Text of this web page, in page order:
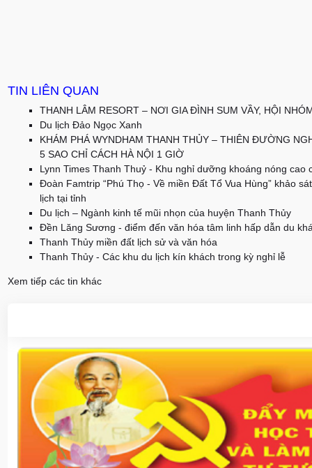
TIN LIÊN QUAN
THANH LÂM RESORT – NƠI GIA ĐÌNH SUM VẦY, HỘI
Du lịch Đảo Ngọc Xanh
KHÁM PHÁ WYNDHAM THANH THỦY – THIÊN ĐƯỜNG
5 SAO CHỈ CÁCH HÀ NỘI 1 GIỜ
Lynn Times Thanh Thuỷ - Khu nghỉ dưỡng khoáng nóng cao
Đoàn Famtrip “Phú Thọ - Về miền Đất Tổ Vua Hùng” khảo
lịch tại tỉnh
Du lịch – Ngành kinh tế mũi nhọn của huyện Thanh Thủy
Đền Lăng Sương - điểm đến văn hóa tâm linh hấp dẫn du
Thanh Thủy miền đất lịch sử và văn hóa
Thanh Thủy - Các khu du lịch kín khách trong kỳ nghỉ lễ
Xem tiếp các tin khác